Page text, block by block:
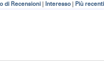
di Recensioni Interesso Più recenti